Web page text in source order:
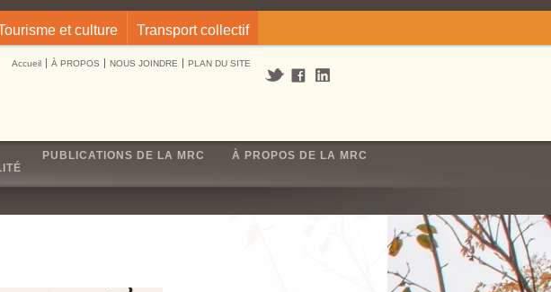
et culture Transport collectif
Accueil À PROPOS NOUS JOINDRE PLAN DU SITE
PUBLICATIONS DE LA MRC À PROPOS DE LA MRC